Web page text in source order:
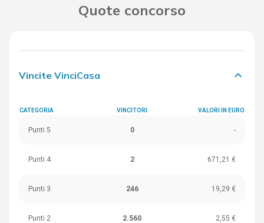
Quote concorso
Vincite VinciCasa keyboard_arrow_down
CATEGORIA VINCITORI VALORI IN EURO
Punti 5 0 -
Punti 4 2 671,21 €
Punti 3 246 19,29 €
Punti 2 2.560 2,55 €